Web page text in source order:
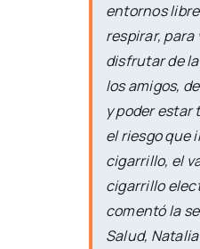
entornos
respirar, para
disfrutar de
los amigos,
y poder estar
el riesgo que
cigarrillo, el
cigarrillo
comentó la
Salud,